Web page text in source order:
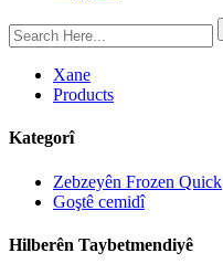
Xane
Products
Kategorî
Zebzeyên Frozen Quick
Goştê cemidî
Hilberên Taybetmendiyê